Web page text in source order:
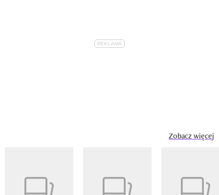
Zobacz więcej